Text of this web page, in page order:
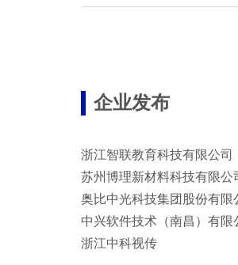
企业发布
浙江智联教育科技有限公司
苏州博理新材料科技有限公
奥比中光科技集团股份有限
中兴软件技术（南昌）有限
浙江中科视传